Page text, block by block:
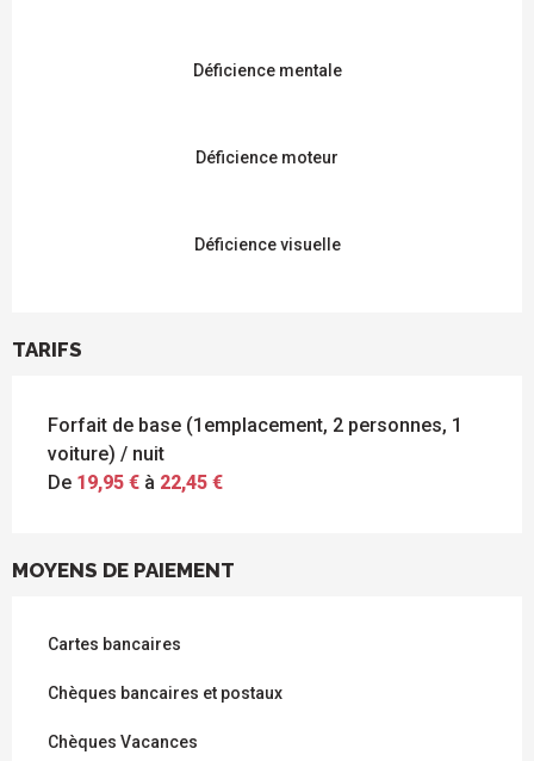
Déficience mentale
Déficience moteur
Déficience visuelle
TARIFS
Forfait de base (1emplacement, 2 personnes, 1
voiture) / nuit
De 19,95 € à 22,45 €
MOYENS DE PAIEMENT
Cartes bancaires
Chèques bancaires et postaux
Chèques Vacances